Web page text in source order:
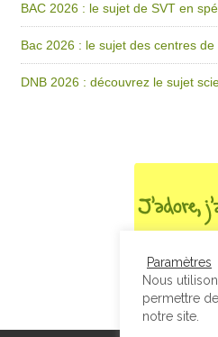
BAC 2026 : le sujet de SVT en
Bac 2026 : le sujet des centres de
DNB 2026 : découvrez le sujet
Paramètres
Nous
permettre
notre site.